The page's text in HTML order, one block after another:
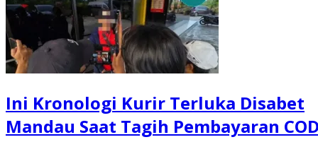
Ini Kronologi Kurir Terluka Disabet
Mandau Saat Tagih Pembayaran